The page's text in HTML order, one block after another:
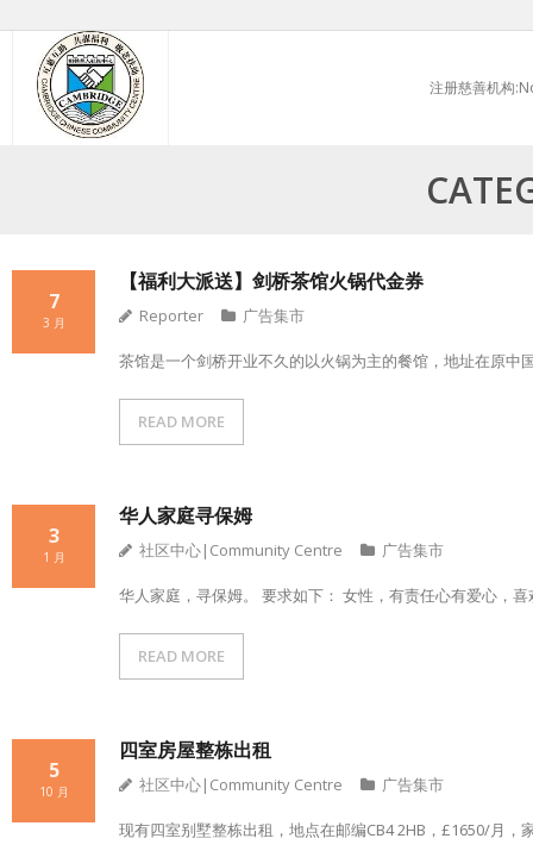
content
注册慈善机构
【福利大派送】剑桥茶馆火锅代金券
7
3 月 Reporter 广告集市
茶馆是一个剑桥开业不久的以火锅为主的餐馆，地址在原
READ MORE
华人家庭寻保姆
3
1 月 社区中心|Community Centre 广告集市
华人家庭，寻保姆。 要求如下： 女性，有责任心有爱心，
READ MORE
四室房屋整栋出租
5
10 月 社区中心|Community Centre 广告集市
现有四室别墅整栋出租，地点在邮编CB4 2HB，£1650/月，